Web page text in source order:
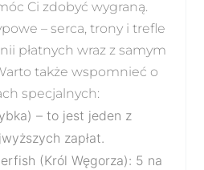
Ci zdobyć wygraną.
– serca, trony i trefle
płatnych wraz z samym
także wspomnieć o
specjalnych:
– to jest jeden z
zapłat.
(Król Węgorza): 5 na